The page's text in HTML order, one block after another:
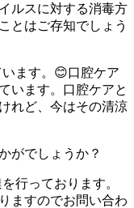
ルスに対する消毒方
とはご存知でしょう
ます。😊口腔ケア
います。口腔ケアと
れど、今はその清涼
がでしょうか？
行っております。
ますのでお問い合わ